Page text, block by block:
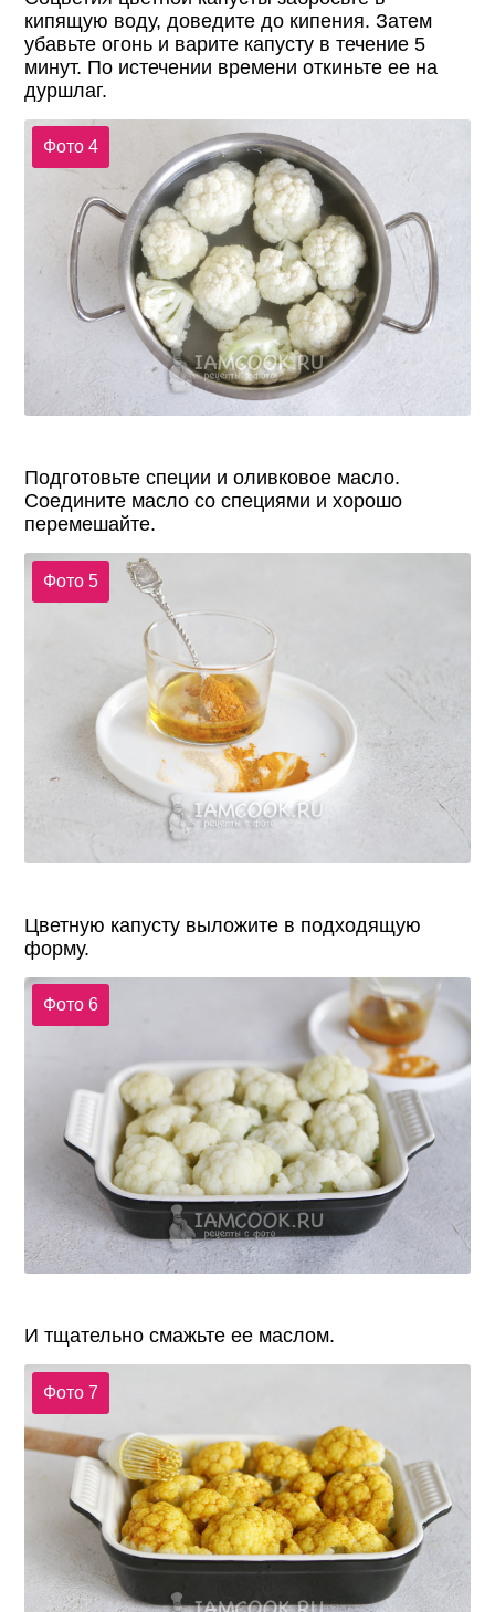
кипящую воду, доведите до кипения. Затем
убавьте огонь и варите капусту в течение 5
минут. По истечении времени откиньте ее на
дуршлаг.
Фото 4
Подготовьте специи и оливковое масло.
Соедините масло со специями и хорошо
перемешайте.
Фото 5
Цветную капусту выложите в подходящую
форму.
Фото 6
И тщательно смажьте ее маслом.
Фото 7